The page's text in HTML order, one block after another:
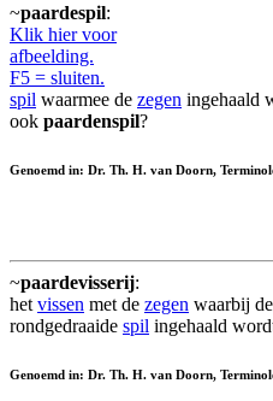
~paardespil:
Klik hier voor
afbeelding.
F5 = sluiten.
spil waarmee de zegen ingehaald
ook paardenspil?
Genoemd in: Dr. Th. H. van Doorn,
~paardevisserij:
het vissen met de zegen waarbij
rondgedraaide spil ingehaald
Genoemd in: Dr. Th. H. van Doorn,